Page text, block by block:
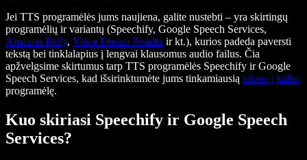
Jei TTS programėlės jums naujiena, galite nustebti – yra skirtingų
programėlių ir variantų (Speechify, Google Speech Services,
Amazon Polly, Voice Dream Readerir kt.), kurios padeda paversti
tekstą bei tinklalapius į lengvai klausomus audio failus. Čia
apžvelgsime skirtumus tarp TTS programėlės Speechify ir Google
Speech Services, kad išsirinktumėte jums tinkamiausią teksto į kalbą
programėlę.
Kuo skiriasi Speechify ir Google Speech
Services?